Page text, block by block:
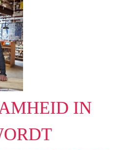
IN